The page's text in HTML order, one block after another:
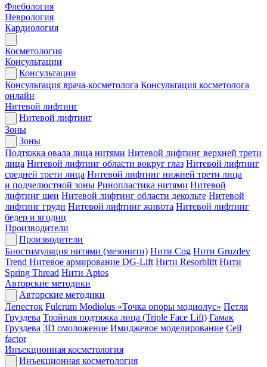
Флебология
Неврология
Кардиология
Косметология
Консультации
Консультации
Консультация врача-косметолога Консультация косметолога
онлайн
Нитевой лифтинг
Нитевой лифтинг
Зоны
Зоны
Подтяжка овала лица нитями Нитевой лифтинг верхней трети
лица Нитевой лифтинг области вокруг глаз Нитевой лифтинг
средней трети лица Нитевой лифтинг нижней трети лица
и подчелюстной зоны Ринопластика нитями Нитевой
лифтинг шеи Нитевой лифтинг области декольте Нитевой
лифтинг груди Нитевой лифтинг живота Нитевой лифтинг
бедер и ягодиц
Производители
Производители
Биостимуляция нитями (мезонити) Нити Cog Нити Gruzdev
Trend Нитевое армирование DG-Lift Нити Resorblift Нити
Spring Thread Нити Aptos
Авторские методики
Авторские методики
Лепесток Fulcrum Modiolus «Точка опоры модиолус» Петля
Груздева Тройная подтяжка лица (Triple Face Lift) Гамак
Груздева 3D омоложение Имиджевое моделирование Cell
factor
Инъекционная косметология
Инъекционная косметология